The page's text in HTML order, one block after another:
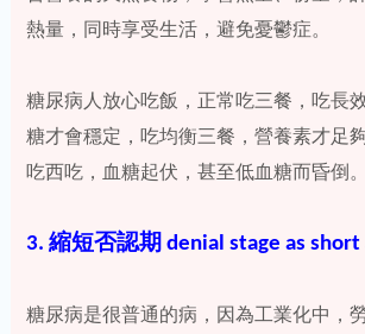
熱量，同時享受生活，避免憂鬱症。
糖尿病人放心吃飯，正常吃三餐，吃長
糖才會穩定，吃均衡三餐，營養素才足
吃西吃，血糖起伏，甚至低血糖而昏倒。
3. 縮短否認期 denial stage as short
糖尿病是很普通的病，因為工業化中，